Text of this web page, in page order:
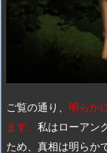
ご覧の通り、 明らか
ます。 私はローアン
ため、真相は明らか